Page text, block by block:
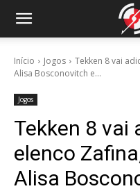
Início Jogos
Tekken 8 vai
Alisa Bosconovitch e...
Jogos
Tekken 8 vai
elenco
Alisa